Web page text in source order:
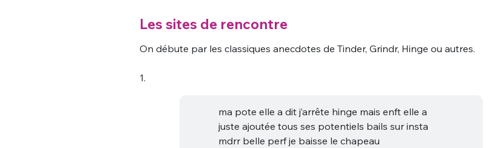
Les sites de rencontre
On débute par les classiques anecdotes de Tinder, Grindr, Hinge ou autres.
1.
ma pote elle a dit j’arrête hinge mais enft elle a
juste ajoutée tous ses potentiels bails sur insta
mdrr belle perf je baisse le chapeau